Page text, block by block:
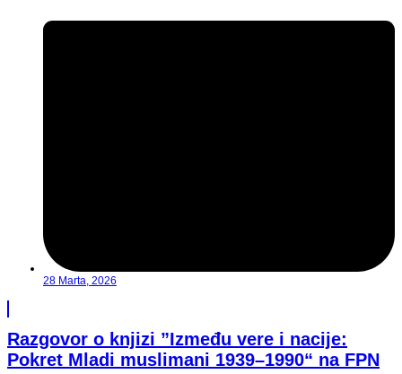
28 Marta, 2026
Razgovor o knjizi ”Između vere i nacije:
Pokret Mladi muslimani 1939–1990“ na FPN